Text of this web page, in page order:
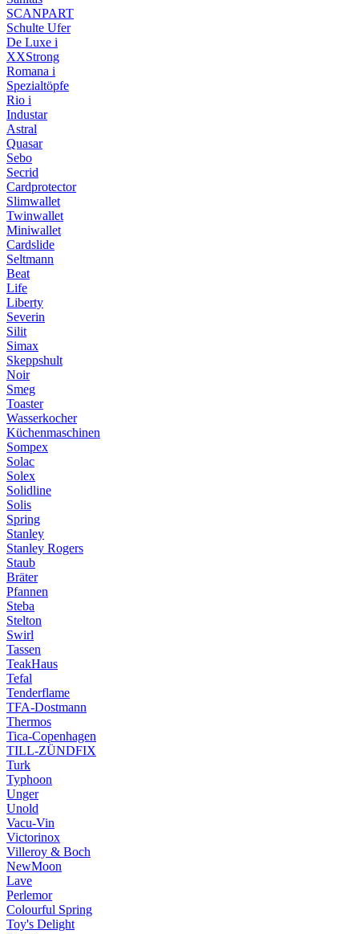
SCANPART
Schulte Ufer
De Luxe i
XXStrong
Romana i
Spezialtöpfe
Rio i
Industar
Astral
Quasar
Sebo
Secrid
Cardprotector
Slimwallet
Twinwallet
Miniwallet
Cardslide
Seltmann
Beat
Life
Liberty
Severin
Silit
Simax
Skeppshult
Noir
Smeg
Toaster
Wasserkocher
Küchenmaschinen
Sompex
Solac
Solex
Solidline
Solis
Spring
Stanley
Stanley Rogers
Staub
Bräter
Pfannen
Steba
Stelton
Swirl
Tassen
TeakHaus
Tefal
Tenderflame
TFA-Dostmann
Thermos
Tica-Copenhagen
TILL-ZÜNDFIX
Turk
Typhoon
Unger
Unold
Vacu-Vin
Victorinox
Villeroy & Boch
NewMoon
Lave
Perlemor
Colourful Spring
Toy's Delight